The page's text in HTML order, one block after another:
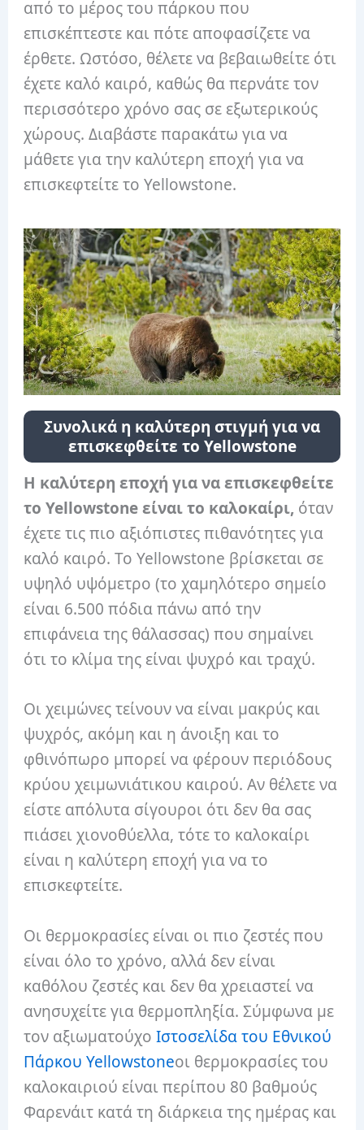
από το μέρος του πάρκου που
επισκέπτεστε και πότε αποφασίζετε να
έρθετε. Ωστόσο, θέλετε να βεβαιωθείτε ότι
έχετε καλό καιρό, καθώς θα περνάτε τον
περισσότερο χρόνο σας σε εξωτερικούς
χώρους. Διαβάστε παρακάτω για να
μάθετε για την καλύτερη εποχή για να
επισκεφτείτε το Yellowstone.
Συνολικά η καλύτερη στιγμή για να
επισκεφθείτε το Yellowstone
Η καλύτερη εποχή για να επισκεφθείτε
το Yellowstone είναι το καλοκαίρι, όταν
έχετε τις πιο αξιόπιστες πιθανότητες για
καλό καιρό. Το Yellowstone βρίσκεται σε
υψηλό υψόμετρο (το χαμηλότερο σημείο
είναι 6.500 πόδια πάνω από την
επιφάνεια της θάλασσας) που σημαίνει
ότι το κλίμα της είναι ψυχρό και τραχύ.
Οι χειμώνες τείνουν να είναι μακρύς και
ψυχρός, ακόμη και η άνοιξη και το
φθινόπωρο μπορεί να φέρουν περιόδους
κρύου χειμωνιάτικου καιρού. Αν θέλετε να
είστε απόλυτα σίγουροι ότι δεν θα σας
πιάσει χιονοθύελλα, τότε το καλοκαίρι
είναι η καλύτερη εποχή για να το
επισκεφτείτε.
Οι θερμοκρασίες είναι οι πιο ζεστές που
είναι όλο το χρόνο, αλλά δεν είναι
καθόλου ζεστές και δεν θα χρειαστεί να
ανησυχείτε για θερμοπληξία. Σύμφωνα με
τον αξιωματούχοΙστοσελίδα του Εθνικού
Πάρκου Yellowstoneοι θερμοκρασίες του
καλοκαιριού είναι περίπου 80 βαθμούς
Φαρενάιτ κατά τη διάρκεια της ημέρας και